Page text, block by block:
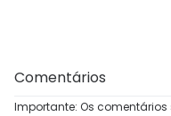
Comentários
Importante: Os